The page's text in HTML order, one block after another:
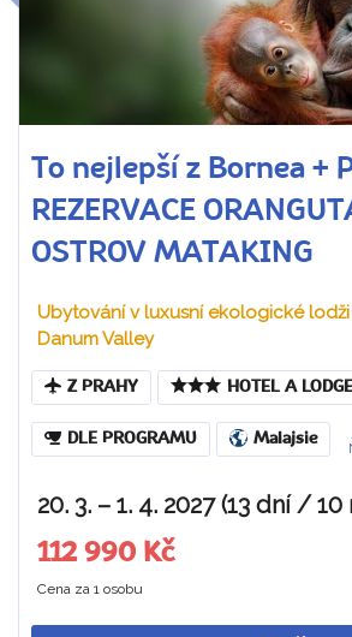
To nejlepší z Bornea +
REZERVACE
OSTROV MATAKING
Ubytování v luxusní ekologické
Danum Valley
Z PRAHY HOTEL A LODGE
DLE PROGRAMU Malajsie
20. 3. – 1. 4. 2027 (13 dní / 10
112 990 Kč
Cena za 1 osobu